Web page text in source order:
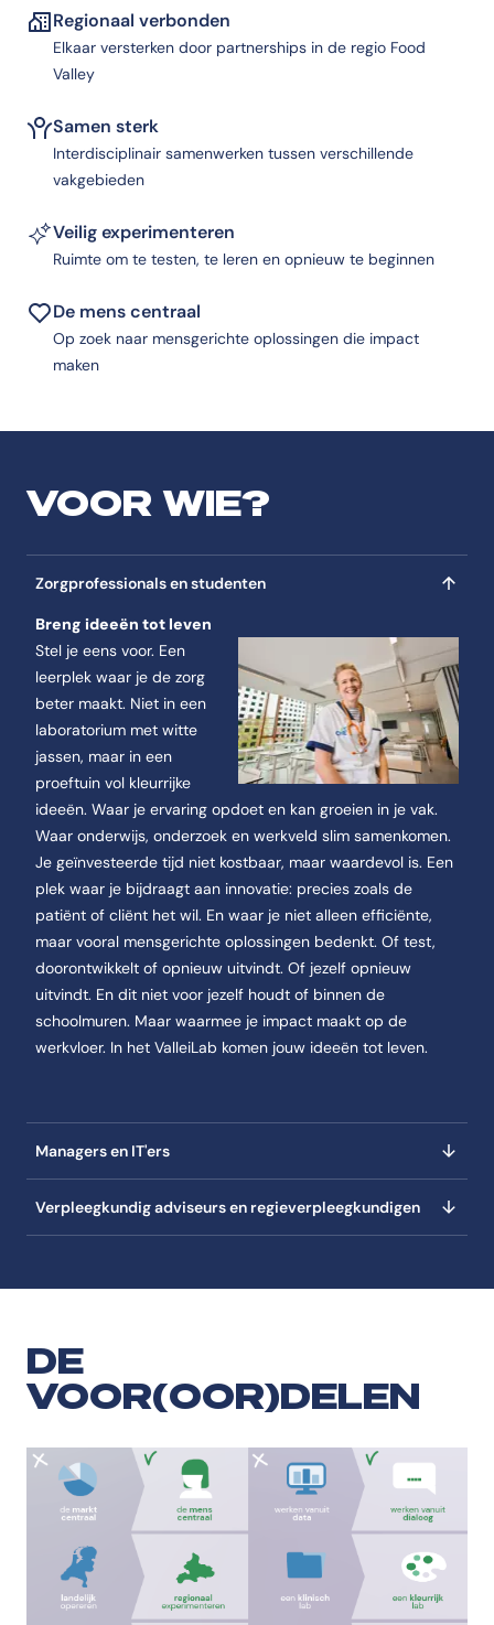
Regionaal verbonden
Elkaar versterken door partnerships in de regio Food
Valley
Samen sterk
Interdisciplinair samenwerken tussen verschillende
vakgebieden
Veilig experimenteren
Ruimte om te testen, te leren en opnieuw te beginnen
De mens centraal
Op zoek naar mensgerichte oplossingen die impact
maken
VOOR WIE?
Zorgprofessionals en studenten
Breng ideeën tot leven
Stel je eens voor. Een
leerplek waar je de zorg
beter maakt. Niet in een
laboratorium met witte
jassen, maar in een
proeftuin vol kleurrijke
ideeën. Waar je ervaring opdoet en kan groeien in je vak.
Waar onderwijs, onderzoek en werkveld slim samenkomen.
Je geïnvesteerde tijd niet kostbaar, maar waardevol is. Een
plek waar je bijdraagt aan innovatie: precies zoals de
patiënt of cliënt het wil. En waar je niet alleen efficiënte,
maar vooral mensgerichte oplossingen bedenkt. Of test,
doorontwikkelt of opnieuw uitvindt. Of jezelf opnieuw
uitvindt. En dit niet voor jezelf houdt of binnen de
schoolmuren. Maar waarmee je impact maakt op de
werkvloer. In het ValleiLab komen jouw ideeën tot leven.
Managers en IT'ers
Verpleegkundig adviseurs en regieverpleegkundigen
DE
VOOR(OOR)DELEN